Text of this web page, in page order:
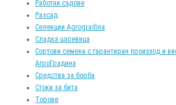
Работни съдове
Разсад
Селекции Agrogradina
Сладка царевица
Сортови семена с гарантиран произход и
АгроГрадина
Средства за борба
Стоки за бита
Торове